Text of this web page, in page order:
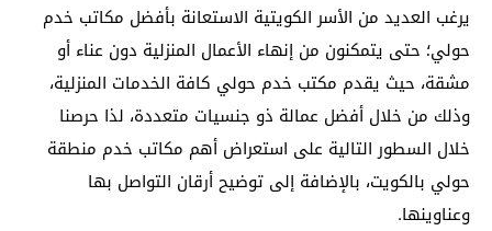
يرغب العديد من الأسر الكويتية الاستعانة بأفضل مكاتب خدم
حولي؛ حتى يتمكنون من إنهاء الأعمال المنزلية دون عناء أو
مشقة، حيث يقدم مكتب خدم حولي كافة الخدمات المنزلية،
وذلك من خلال أفضل عمالة ذو جنسيات متعددة، لذا حرصنا
خلال السطور التالية على استعراض أهم مكاتب خدم منطقة
حولي بالكويت، بالإضافة إلى توضيح أرقان التواصل بها
وعناوينها.